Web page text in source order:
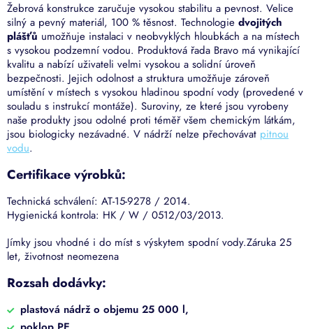
Žebrová konstrukce zaručuje vysokou stabilitu a pevnost. Velice
silný a pevný materiál, 100 % těsnost. Technologie dvojitých
plášťů umožňuje instalaci v neobvyklých hloubkách a na místech
s vysokou podzemní vodou. Produktová řada Bravo má vynikající
kvalitu a nabízí uživateli velmi vysokou a solidní úroveň
bezpečnosti. Jejich odolnost a struktura umožňuje zároveň
umístění v místech s vysokou hladinou spodní vody (provedené v
souladu s instrukcí montáže). Suroviny, ze které jsou vyrobeny
naše produkty jsou odolné proti téměř všem chemickým látkám,
jsou biologicky nezávadné. V nádrží nelze přechovávat pitnou
vodu.
Certifikace výrobků:
Technická schválení: AT-15-9278 / 2014.
Hygienická kontrola: HK / W / 0512/03/2013.
Jímky jsou vhodné i do míst s výskytem spodní vody.Záruka 25
let, životnost neomezena
Rozsah dodávky:
plastová nádrž o objemu 25 000 l,